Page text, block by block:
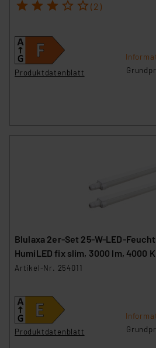
1 2 3 4 5 (2)
Produktdatenblatt
Blulaxa 2er-Set 25-W-LED-
HumiLED fix slim, 3000 lm, 4000
Artikel-Nr. 254011
Produktdatenblatt